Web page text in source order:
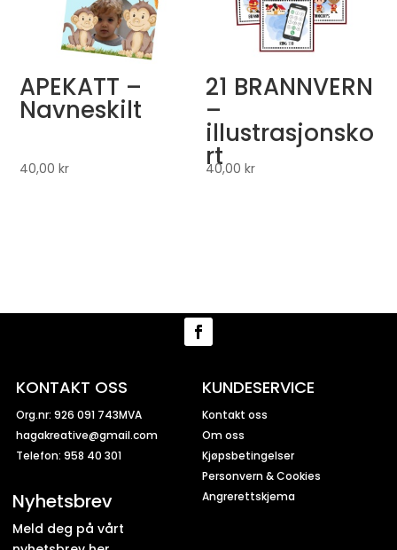
APEKATT –
Navneskilt
40,00kr
21 BRANNVERN
–
illustrasjonsko
rt
40,00kr
KONTAKT OSS
Org.nr: 926 091 743MVA
hagakreative@gmail.com
Telefon: 958 40 301
Nyhetsbrev
Meld deg på vårt
KUNDESERVICE
Kontakt oss
Om oss
Kjøpsbetingelser
Personvern & Cookies
Angrerettskjema